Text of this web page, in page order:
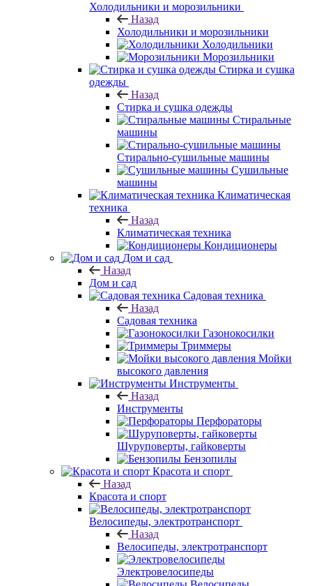
Холодильники и морозильники
Назад
Холодильники и морозильники
Холодильники
Морозильники
Стирка и сушка
одежды
Назад
Стирка и сушка одежды
Стиральные
машины
Стирально-сушильные машины
Сушильные
машины
Климатическая
техника
Назад
Климатическая техника
Кондиционеры
Дом и сад
Назад
Дом и сад
Садовая техника
Назад
Садовая техника
Газонокосилки
Триммеры
Мойки
высокого давления
Инструменты
Назад
Инструменты
Перфораторы
Шуруповерты, гайковерты
Бензопилы
Красота и спорт
Назад
Красота и спорт
Велосипеды, электротранспорт
Назад
Велосипеды, электротранспорт
Электровелосипеды